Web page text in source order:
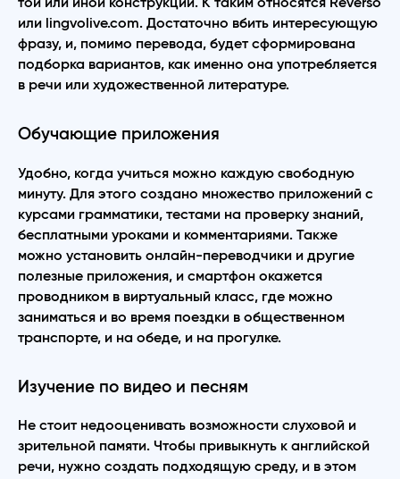
или lingvolive.com. Достаточно вбить интересующую
фразу, и, помимо перевода, будет сформирована
подборка вариантов, как именно она употребляется
в речи или художественной литературе.
Обучающие приложения
Удобно, когда учиться можно каждую свободную
минуту. Для этого создано множество приложений с
курсами грамматики, тестами на проверку знаний,
бесплатными уроками и комментариями. Также
можно установить онлайн-переводчики и другие
полезные приложения, и смартфон окажется
проводником в виртуальный класс, где можно
заниматься и во время поездки в общественном
транспорте, и на обеде, и на прогулке.
Изучение по видео и песням
Не стоит недооценивать возможности слуховой и
зрительной памяти. Чтобы привыкнуть к английской
речи, нужно создать подходящую среду, и в этом